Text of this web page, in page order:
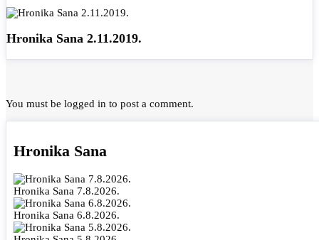
Hronika Sana 2.11.2019.
You must be logged in to post a comment.
Hronika Sana
Hronika Sana 7.8.2026.
Hronika Sana 6.8.2026.